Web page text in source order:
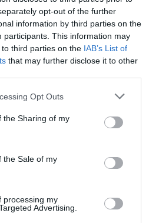
opt-out of the further
information by third parties on the
participants. This information may
third parties on the IAB’s List of
that may further disclose it to other
Opt Outs
the Sharing of my
the Sale of my
processing my
Advertising.
Μυλωνά, Πλ. Αγίων Ασωμάτων
Μυλωνά – Μακεδονικό Μουσείο
|momus.gr
στο Google News
ειδήσεις
νέαγια την Τέχνη και τον